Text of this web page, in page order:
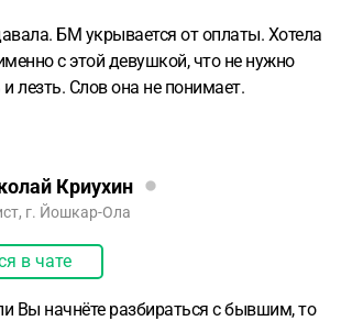
БМ укрывается от оплаты. Хотела
с этой девушкой, что не нужно
лезть. Слов она не понимает.
Криухин
г. Йошкар-Ола
в чате
Вы начнёте разбираться с бывшим, то